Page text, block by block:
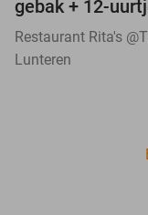
gebak + 12-
Restaurant Rita's
Lunteren